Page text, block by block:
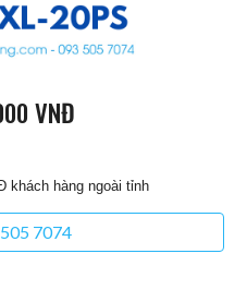
VNĐ
khách hàng ngoài tỉnh
7074